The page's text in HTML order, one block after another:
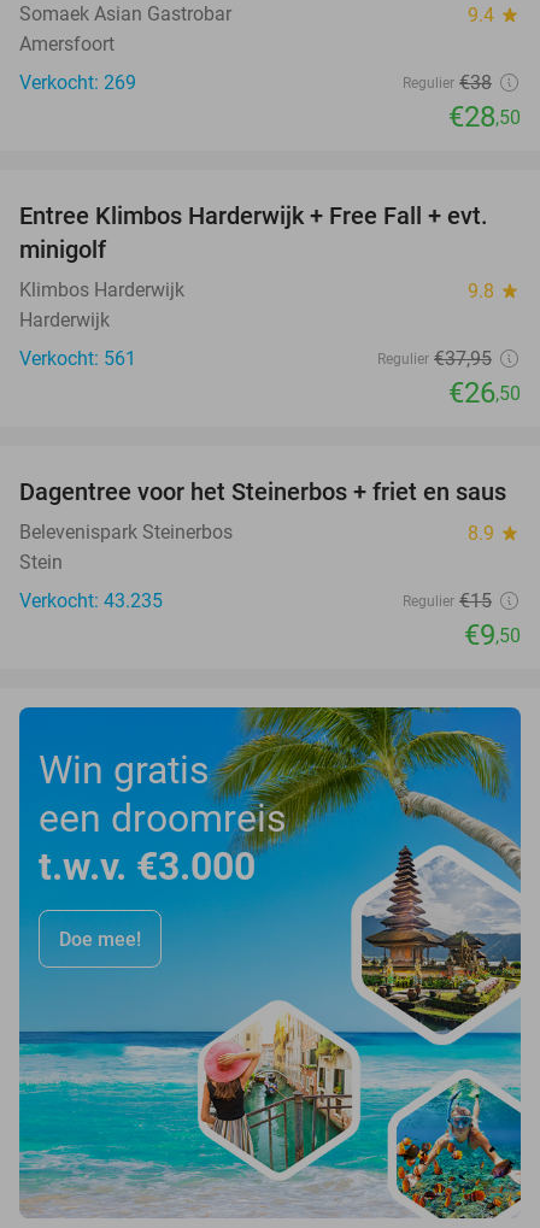
Somaek Asian Gastrobar 9.4 star
Amersfoort
Verkocht: 269
Regulier €38
€28,50
30%
Entree Klimbos Harderwijk + Free Fall + evt.
minigolf
Klimbos Harderwijk 9.8 star
Harderwijk
Verkocht: 561
Regulier €37,95
€26,50
37%
Dagentree voor het Steinerbos + friet en saus
Belevenispark Steinerbos 8.9 star
Stein
Verkocht: 43.235
Regulier €15
€9,50
Win gratis
een droomreis
t.w.v. €3.000
Doe mee!